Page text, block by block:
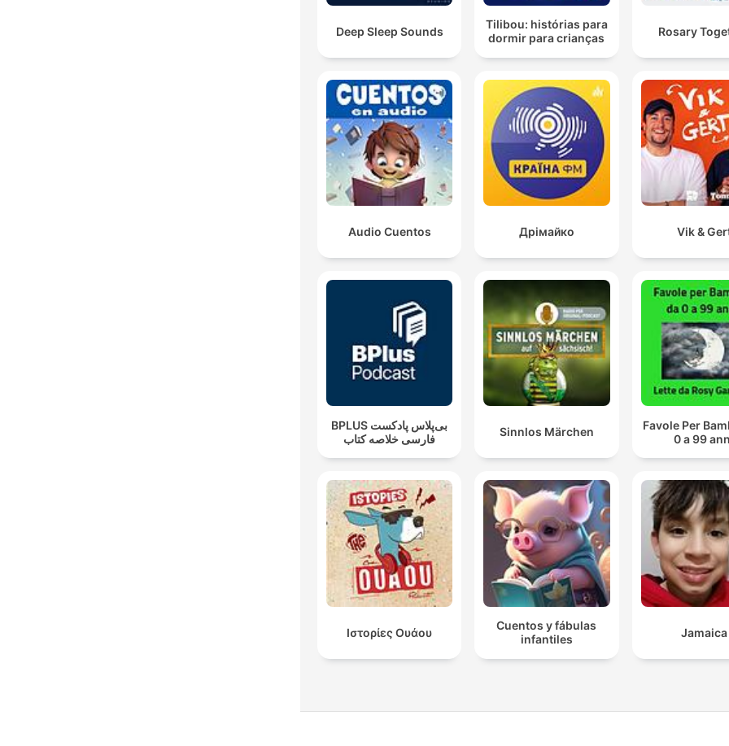
Deep Sleep Sounds
Tilibou: histórias para
dormir para crianças
Rosary
Audio Cuentos Дрімайко Vik &
‌BPLUS بی‌پلاس پادکست
فارسی خلاصه کتاب
Sinnlos Märchen
Favole Per
0 a 99
Ιστορίες Ουάου
Cuentos y fábulas
infantiles
Jamaica